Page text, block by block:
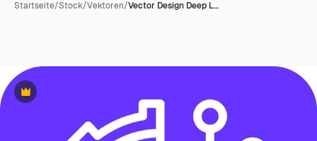
Startseite/Stock/Vektoren/Vector Design Deep L…
Premium